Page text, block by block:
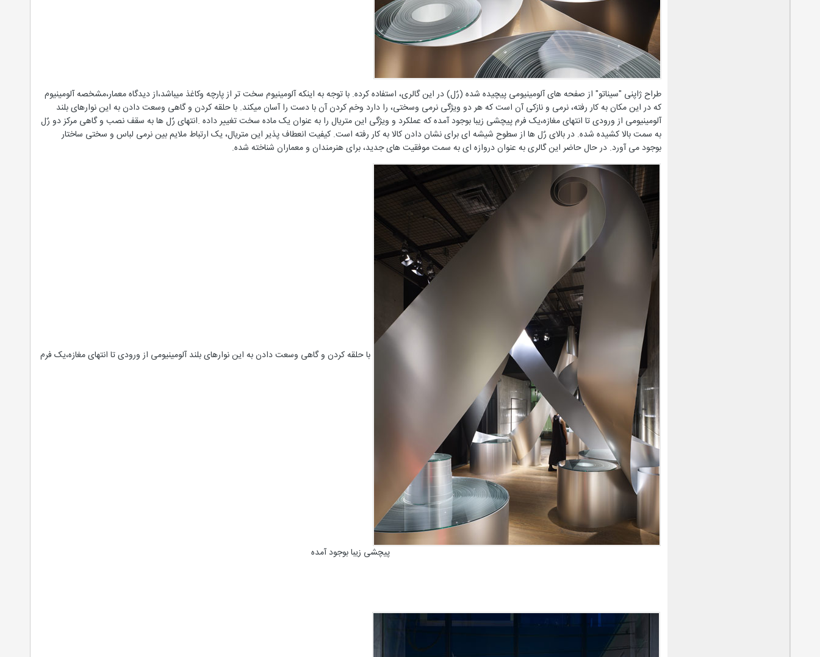
طراح ژاپنی "سیناتو" از صفحه های آلومینیومی پیچیده شده (رٌل) در این گالری، استفاده کرده. با توجه به اینکه آلومینیوم سخت تر از پارچه وکاغذ میباشد،از دیدگاه معمار،مشخصه آلومینیوم
که در این مکان به کار رفته، نرمی و نازکی آن است که هر دو ویژگی نرمی وسختی، را دارد وخم کردن آن با دست را آسان میکند. با حلقه کردن و گاهی وسعت دادن به این نوارهای بلند
آلومینیومی از ورودی تا انتهای مغازه،یک فرم پیچشی زیبا بوجود آمده که عملکرد و ویژگی این متریال را به عنوان یک ماده سخت تغییر داده .انتهای رٌل ها به سقف نصب و گاهی مرکز دو رٌل
به سمت بالا کشیده شده. در بالای رٌل ها از سطوح شیشه ای برای نشان دادن کالا به کار رفته است. کیفیت انعطاف پذیر این متریال، یک ارتباط ملایم بین نرمی لباس و سختی ساختار
بوجود می آورد. در حال حاضر این گالری به عنوان دروازه ای به سمت موفقیت های جدید، برای هنرمندان و معماران شناخته شده.
با حلقه کردن و گاهی وسعت دادن به این نوارهای بلند آلومینیومی از ورودی تا انتهای مغازه،یک فرم
پیچشی زیبا بوجود آمده